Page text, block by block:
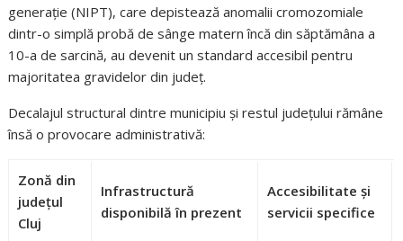
generație (NIPT), care depistează anomalii cromozomiale
dintr-o simplă probă de sânge matern încă din săptămâna a
10-a de sarcină, au devenit un standard accesibil pentru
majoritatea gravidelor din județ.
Decalajul structural dintre municipiu și restul județului rămâne
însă o provocare administrativă:
Zonă din
județul
Cluj
Infrastructură
disponibilă în prezent
Accesibilitate și
servicii specifice